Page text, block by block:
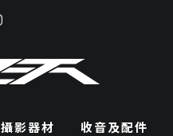
攝影器材 收音及配件